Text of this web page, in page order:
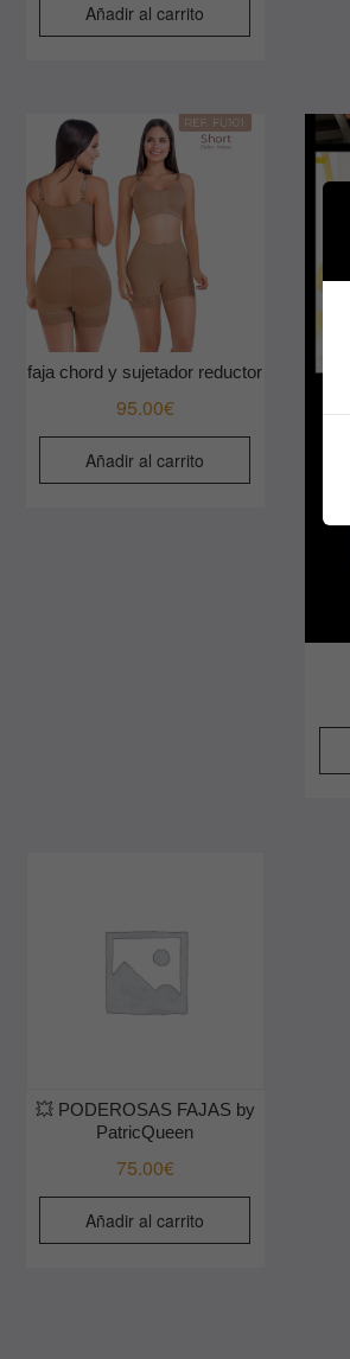
Añadir al carrito
faja chord y sujetador reductor
95.00€
Añadir al carrito
💥 PODEROSAS FAJAS by
PatricQueen
75.00€
Añadir al carrito